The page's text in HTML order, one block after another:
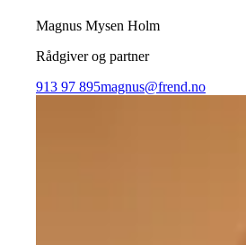
Magnus Mysen Holm
Rådgiver og partner
913 97 895magnus@frend.no